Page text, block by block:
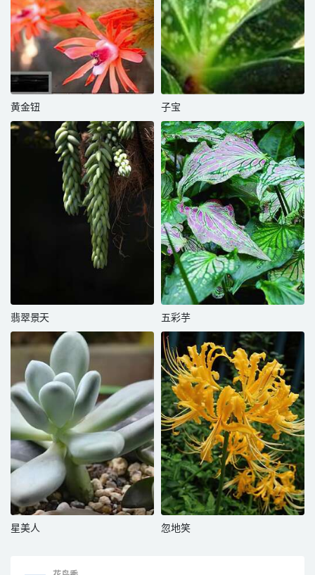
黄金钮 子宝
翡翠景天 五彩芋
星美人 忽地笑